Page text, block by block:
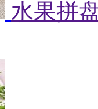
水果拼